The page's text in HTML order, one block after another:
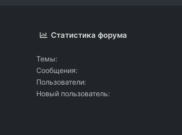
Статистика форума
Темы
Сообщения
Пользователи
Новый пользователь